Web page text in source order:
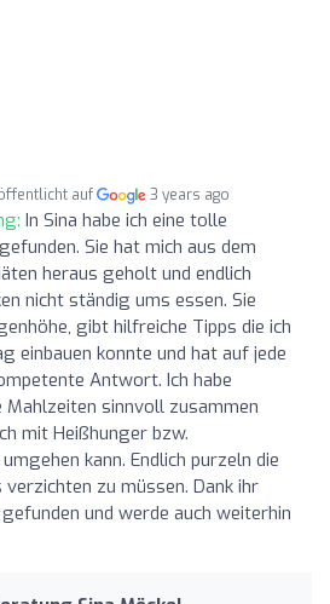
auf 3 years ago
In Sina habe ich eine tolle
Sie hat mich aus dem
heraus geholt und endlich
nicht ständig ums essen. Sie
gibt hilfreiche Tipps die ich
einbauen konnte und hat auf jede
Antwort. Ich habe
sinnvoll zusammen
mit Heißhunger bzw.
kann. Endlich purzeln die
zu müssen. Dank ihr
und werde auch weiterhin